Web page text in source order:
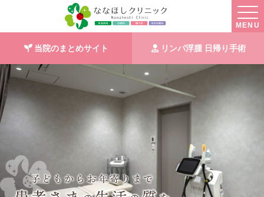
MENU
当院のまとめサイト リンパ浮腫 日帰り手術